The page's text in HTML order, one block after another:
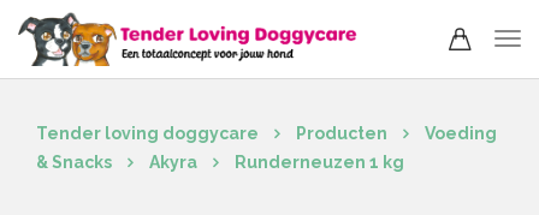
Tender loving doggycare Producten
Voeding
& Snacks
Akyra Runderneuzen 1 kg